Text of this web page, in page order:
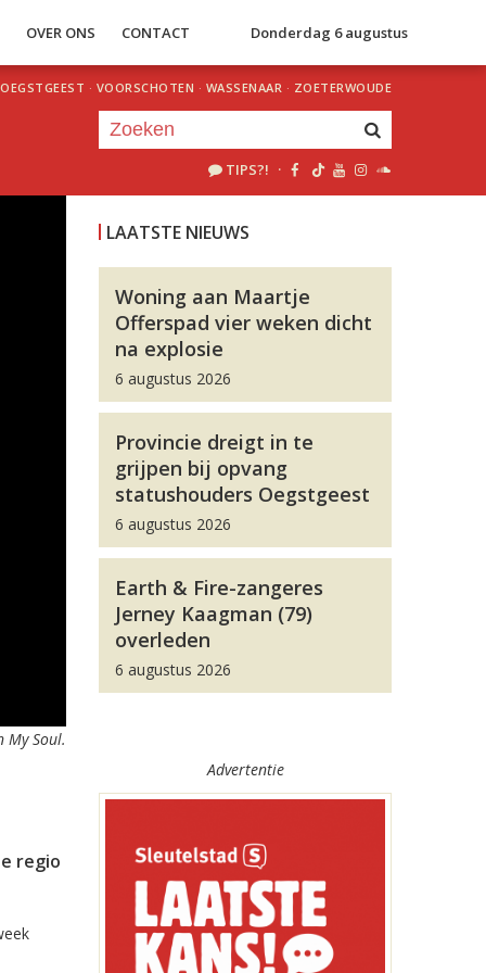
OVER ONS CONTACT Donderdag 6 augustus
OEGSTGEEST · VOORSCHOTEN · WASSENAAR · ZOETERWOUDE
TIPS?! ·
My Soul.
regio
LAATSTE NIEUWS
Woning aan Maartje
Offerspad vier weken dicht
na explosie
6 augustus 2026
Provincie dreigt in te
grijpen bij opvang
statushouders Oegstgeest
6 augustus 2026
Earth & Fire-zangeres
Jerney Kaagman (79)
overleden
6 augustus 2026
Advertentie